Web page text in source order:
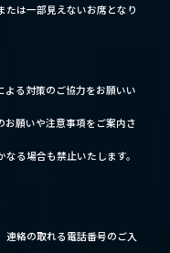
たは一部見えないお席となり
よる対策のご協力をお願いい
お願いや注意事項をご案内さ
る場合も禁止いたします。
連絡の取れる電話番号のご入